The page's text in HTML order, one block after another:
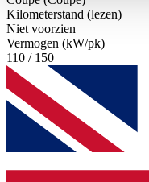
haben oder die sie im
gesammelt haben.
Kilometerstand (lezen)
Niet voorzien
Vermogen (kW/pk)
110 / 150